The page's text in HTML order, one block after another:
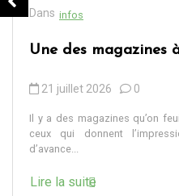
Dans infos
Presse en ligne
d’information
19 juillet 2026 0
sites d’actualité qui...